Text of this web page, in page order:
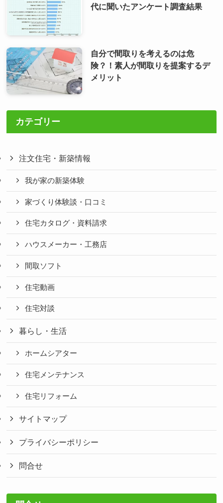
代に聞いたアンケート調査結果
自分で間取りを考えるのは危
険？！素人が間取りを提案するデ
メリット
カテゴリー
注文住宅・新築情報
我が家の新築体験
家づくり体験談・口コミ
住宅カタログ・資料請求
ハウスメーカー・工務店
間取ソフト
住宅動画
住宅対談
暮らし・生活
ホームシアター
住宅メンテナンス
住宅リフォーム
サイトマップ
プライバシーポリシー
問合せ